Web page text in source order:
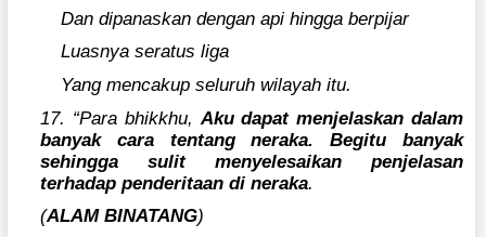
Dan dipanaskan dengan api hingga berpijar
Luasnya seratus liga
Yang mencakup seluruh wilayah itu.
17. “Para bhikkhu, Aku dapat menjelaskan dalam
banyak cara tentang neraka. Begitu banyak
sehingga sulit menyelesaikan penjelasan
terhadap penderitaan di neraka.
(ALAM BINATANG)